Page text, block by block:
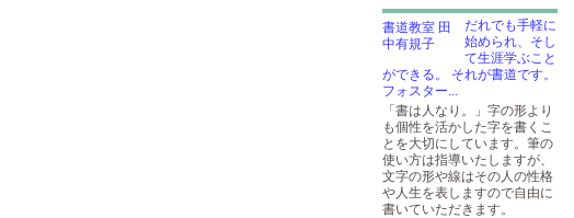
だれでも手軽に
始められ、そし
て生涯学ぶこと
ができる。 それが書道です。
フォスター...
「書は人なり。」字の形より
も個性を活かした字を書くこ
とを大切にしています。筆の
使い方は指導いたしますが、
文字の形や線はその人の性格
や人生を表しますので自由に
書いていただきます。